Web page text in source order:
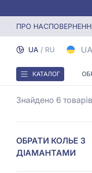
ПРО НАС
UA / RU
КАТАЛОГ
Головна Колье з
Знайдено 6 товарів
ОБРАТИ КОЛЬЕ З
ДІАМАНТАМИ